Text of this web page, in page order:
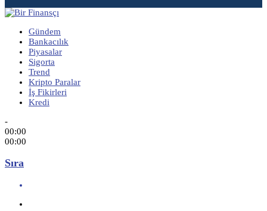
Gündem
Bankacılık
Piyasalar
Sigorta
Trend
Kripto Paralar
İş Fikirleri
Kredi
-
00:00
00:00
Sıra